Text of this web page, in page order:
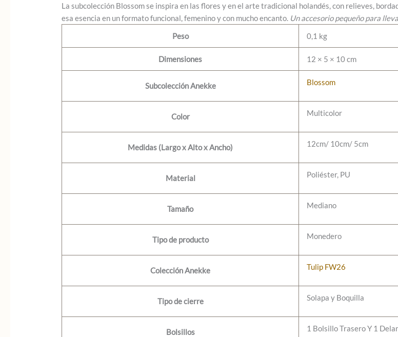
La subcolección Blossom se inspira en las flores y en el arte tradicional holandés, con relieves,
esa esencia en un formato funcional, femenino y con mucho encanto. Un accesorio pequeño para
Peso
0,1 kg
Dimensiones 12 × 5 × 10 cm
Subcolección Anekke Blossom
Color Multicolor
Medidas (Largo x Alto x Ancho) 12cm/ 10cm/ 5cm
Material Poliéster, PU
Tamaño Mediano
Tipo de producto Monedero
Colección Anekke Tulip FW26
Tipo de cierre Solapa y Boquilla
Bolsillos 1 Bolsillo Trasero Y 1